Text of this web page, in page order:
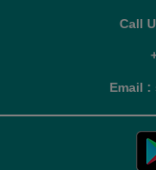
Call
Email